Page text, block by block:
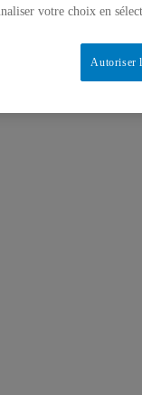
votre choix en
Autoriser